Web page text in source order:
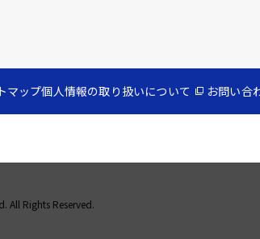
マップ個人情報の取り扱いについて お問い合
All Rights Reserved.